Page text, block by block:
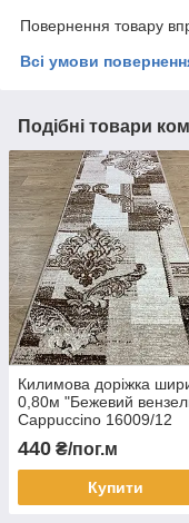
Повернення товару
Всі умови
Подібні товари
Килимова доріжка
0,80м "Бежевий
Cappuccino 16009/12
440 ₴/пог.м
Купити